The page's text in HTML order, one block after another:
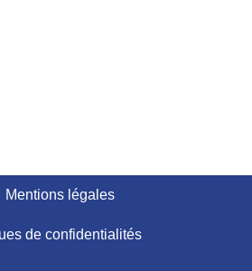
Mentions légales
de confidentialités